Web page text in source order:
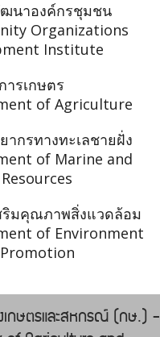
นาองค์กรชุมชน
Organizations
Institute
ารเกษตร
of Agriculture
ากรทางทะเลชายฝั่ง
of Marine and
ริมคุณภาพสิ่งแวดล้อม
of Environment
เกษตรและสหกรณ์ (กษ.) -